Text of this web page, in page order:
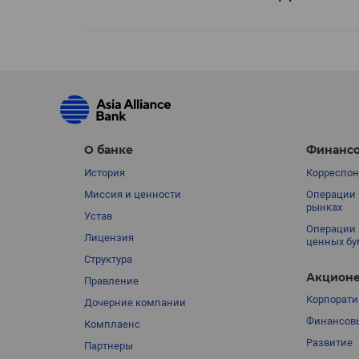
О банке
История
Миссия и ценности
Устав
Лицензия
Структура
Правление
Дочерние компании
Комплаенс
Партнеры
Операции
рынках
Операции
ценных
Развитие